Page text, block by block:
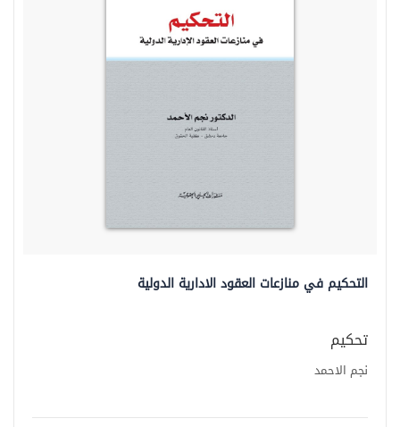
التحكيم في منازعات العقود الادارية الدولية
تحكيم
نجم الاحمد